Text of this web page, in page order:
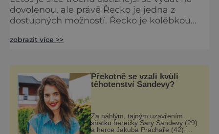
dovolenou, ale právě Řecko je jedna z
dostupných možností. Řecko je kolébkou
území nachází nepřeberné množství
snových pláží, průzračné vody, divoké
přírody, nočního života a výborného jídla.
Santorini - Unikátní archit
zobrazit více >>
Překotně se vzali kvůli
těhotenství Sandevy?
Za náhlým, tajným uzavřením
sňatku herečky Sary Sandevy (29)
a herce Jakuba Prachaře (42),